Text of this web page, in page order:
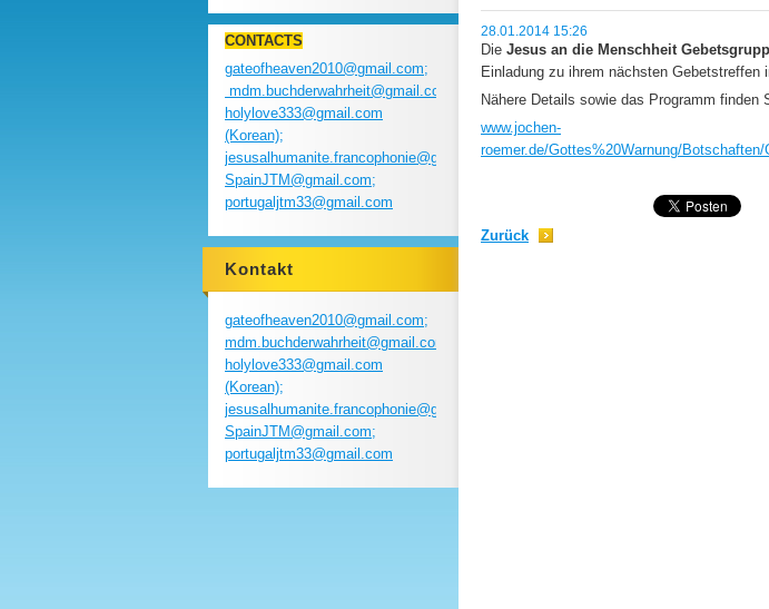
28.01.2014 15:26
Die Jesus an die Menschheit
Einladung zu ihrem nächsten
Nähere Details sowie das Programm
www.jochen-
roemer.de/Gottes%20Warnung/
Zurück
CONTACTS
gateofheaven2010@gmail.com;
mdm.buchderwahrheit@gmail.com;
holylove333@gmail.com
(Korean);
jesusalhumanite.francophonie@gmail.com;
SpainJTM@gmail.com;
portugaljtm33@gmail.com
Kontakt
gateofheaven2010@gmail.com;
mdm.buchderwahrheit@gmail.com;
holylove333@gmail.com
(Korean);
jesusalhumanite.francophonie@gmail.com;
SpainJTM@gmail.com;
portugaljtm33@gmail.com